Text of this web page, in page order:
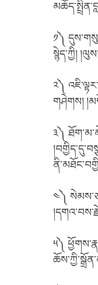
༡༽
སྙེད་ཀྱི།
༢༽
གཤེགས།
༣༽
༤༽
༥༽